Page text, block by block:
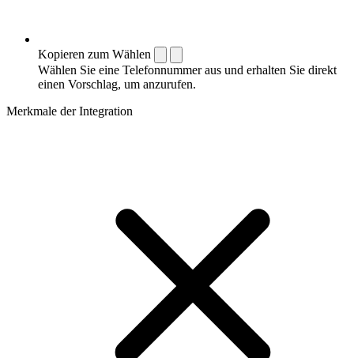
Kopieren zum Wählen
Wählen Sie eine Telefonnummer aus und erhalten Sie direkt
einen Vorschlag, um anzurufen.
Merkmale der Integration